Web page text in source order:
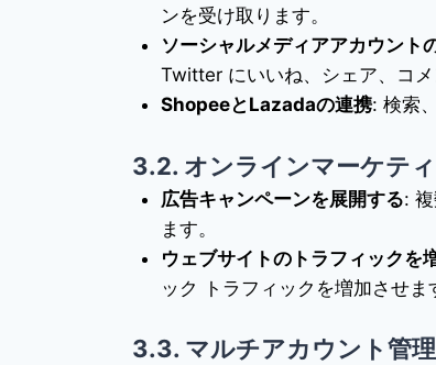
ンを受け取ります。
ソーシャルメディアアカウント
Twitter にいいね、シェア、コメ
ShopeeとLazadaの連携: 検索
3.2. オンラインマーケテ
広告キャンペーンを展開する:
ます。
ウェブサイトのトラフィックを
ック トラフィックを増加させま
3.3. マルチアカウント管理